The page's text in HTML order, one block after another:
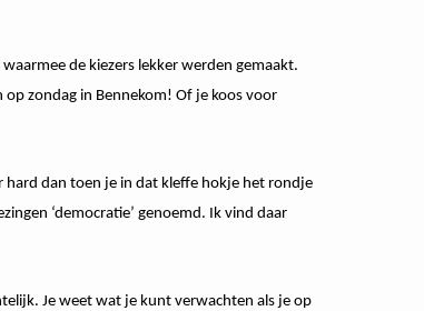
de kiezers lekker werden gemaakt.
zondag in Bennekom! Of je koos voor
hard dan toen je in dat kleffe hokje het rondje
‘democratie’ genoemd. Ik vind daar
Je weet wat je kunt verwachten als je op